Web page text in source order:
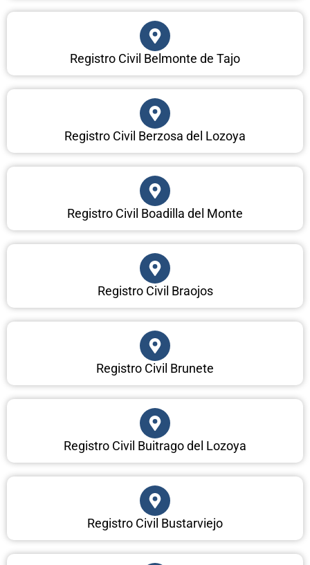
Registro Civil Belmonte de Tajo
Registro Civil Berzosa del Lozoya
Registro Civil Boadilla del Monte
Registro Civil Braojos
Registro Civil Brunete
Registro Civil Buitrago del Lozoya
Registro Civil Bustarviejo